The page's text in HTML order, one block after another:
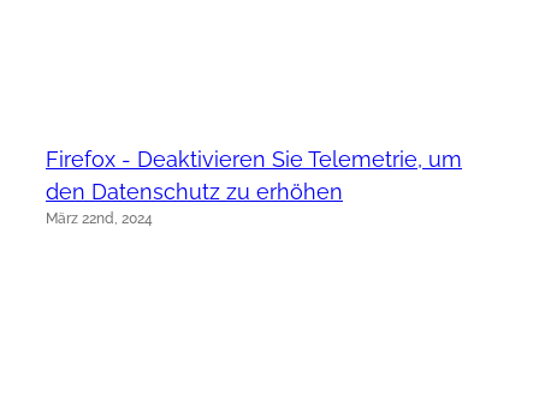
Firefox - Deaktivieren Sie Telemetrie, um
den Datenschutz zu erhöhen
März 22nd, 2024